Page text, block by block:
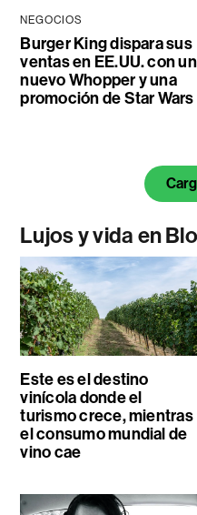
NEGOCIOS
Burger King dispara sus
ventas en EE.UU. con un
nuevo Whopper y una
promoción de Star Wars
Lujos y vida en
Este es el destino
vinícola donde el
turismo crece, mientras
el consumo mundial de
vino cae